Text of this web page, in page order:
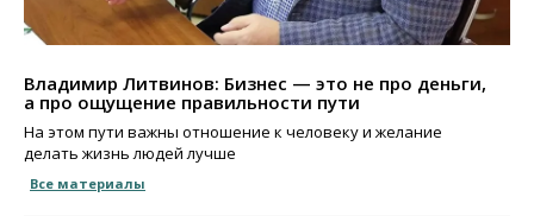
Владимир Литвинов: Бизнес — это не про деньги,
а про ощущение правильности пути
На этом пути важны отношение к человеку и желание
делать жизнь людей лучше
Все материалы